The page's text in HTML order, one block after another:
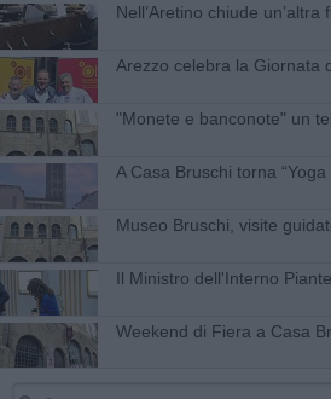
Nell’Aretino chiude un’altra
Arezzo celebra la Giornata
"Monete e banconote" un
A Casa Bruschi torna ​“Yoga
Museo Bruschi, visite
Il Ministro dell'Interno
​Weekend di Fiera a Casa